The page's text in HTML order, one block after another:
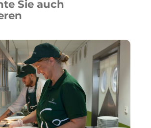
bedeutet das: Obst und Gemüse
nur gesunde Snacks, sondern
profitieren, wenn Snacks
Hand in Hand gehen.
Sie auch